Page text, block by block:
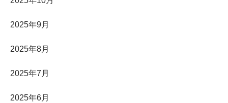
2025年9月
2025年8月
2025年7月
2025年6月